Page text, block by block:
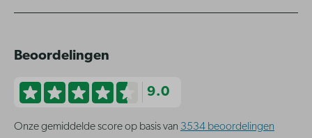
Beoordelingen
9.0
Onze gemiddelde score op basis van 3534 beoordelingen